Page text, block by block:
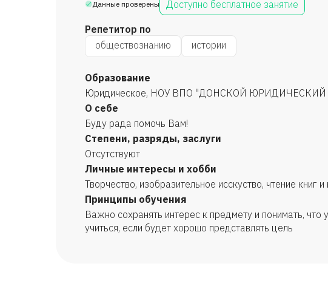
Данные проверены Доступно бесплатное занятие
Репетитор по
обществознанию
истории
Образование
Юридическое, НОУ ВПО "ДОНСКОЙ ЮРИДИЧЕСКИЙ
О себе
Буду рада помочь Вам!
Степени, разряды, заслуги
Отсутствуют
Личные интересы и хобби
Творчество, изобразительное исскуство, чтение книг
Принципы обучения
Важно сохранять интерес к предмету и понимать, что
учиться, если будет хорошо представлять цель